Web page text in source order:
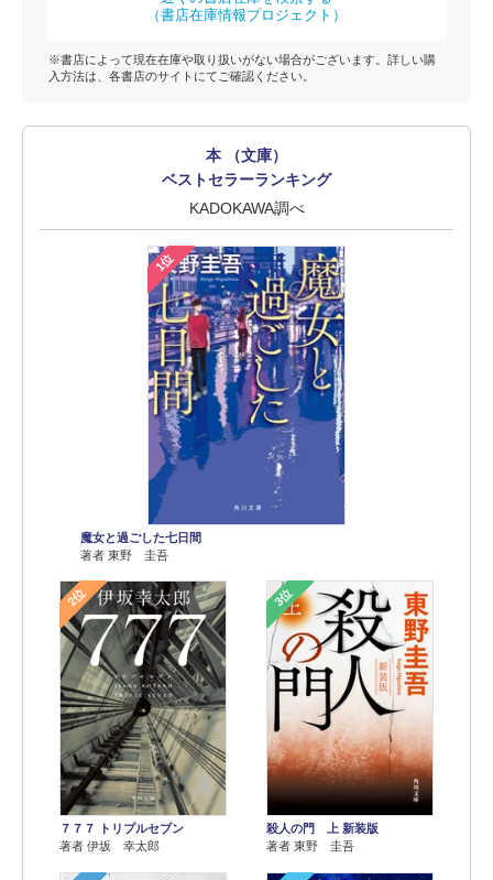
（書店在庫情報プロジェクト）
※書店によって現在在庫や取り扱いがない場合がございます。詳しい購
入方法は、各書店のサイトにてご確認ください。
本 （文庫）
ベストセラーランキング
KADOKAWA調べ
1位
魔女と過ごした七日間
著者 東野 圭吾
2位
７７７ トリプルセブン
著者 伊坂 幸太郎
3位
殺人の門 上 新装版
著者 東野 圭吾